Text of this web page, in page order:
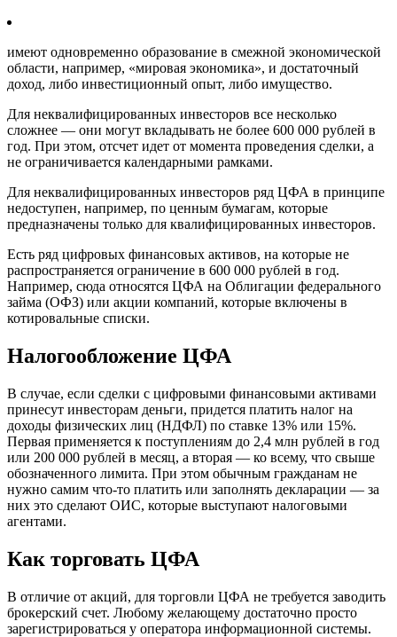
имеют одновременно образование в смежной экономической
области, например, «мировая экономика», и достаточный
доход, либо инвестиционный опыт, либо имущество.
Для неквалифицированных инвесторов все несколько
сложнее — они могут вкладывать не более 600 000 рублей в
год. При этом, отсчет идет от момента проведения сделки, а
не ограничивается календарными рамками.
Для неквалифицированных инвесторов ряд ЦФА в принципе
недоступен, например, по ценным бумагам, которые
предназначены только для квалифицированных инвесторов.
Есть ряд цифровых финансовых активов, на которые не
распространяется ограничение в 600 000 рублей в год.
Например, сюда относятся ЦФА на Облигации федерального
займа (ОФЗ) или акции компаний, которые включены в
котировальные списки.
Налогообложение ЦФА
В случае, если сделки с цифровыми финансовыми активами
принесут инвесторам деньги, придется платить налог на
доходы физических лиц (НДФЛ) по ставке 13% или 15%.
Первая применяется к поступлениям до 2,4 млн рублей в год
или 200 000 рублей в месяц, а вторая — ко всему, что свыше
обозначенного лимита. При этом обычным гражданам не
нужно самим что-то платить или заполнять декларации — за
них это сделают ОИС, которые выступают налоговыми
агентами.
Как торговать ЦФА
В отличие от акций, для торговли ЦФА не требуется заводить
брокерский счет. Любому желающему достаточно просто
зарегистрироваться у оператора информационной системы.